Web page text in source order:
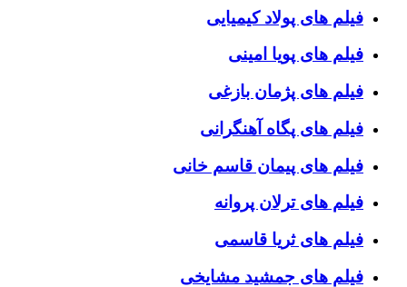
فیلم های پولاد کیمیایی
فیلم های پویا امینی
فیلم های پژمان بازغی
فیلم های پگاه آهنگرانی
فیلم های پیمان قاسم خانی
فیلم های ترلان پروانه
فیلم های ثریا قاسمی
فیلم های جمشید مشایخی